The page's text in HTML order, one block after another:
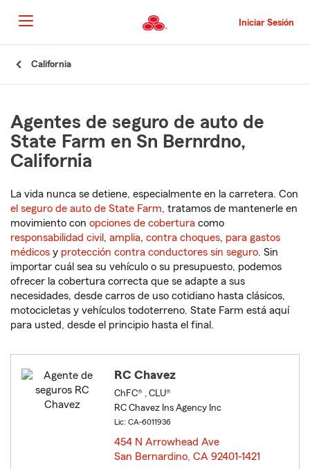
al
contenido
principal
Iniciar Sesión
California
Agentes de seguro de auto de
State Farm en Sn Bernrdno,
California
La vida nunca se detiene, especialmente en la carretera. Con
el seguro de auto de State Farm, tratamos de mantenerle en
movimiento con opciones de cobertura como
responsabilidad civil , amplia, contra choques, para gastos
médicos y protección contra conductores sin seguro. Sin
importar cuál sea su vehículo o su presupuesto, podemos
ofrecer la cobertura correcta que se adapte a sus
necesidades, desde carros de uso cotidiano hasta clásicos,
motocicletas y vehículos todoterreno. State Farm está aquí
para usted, desde el principio hasta el final.
RC Chavez
ChFC® , CLU®
RC Chavez Ins Agency Inc
Lic: CA-6011936
454 N Arrowhead Ave
San Bernardino, CA 92401-1421